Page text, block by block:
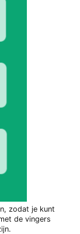
zodat je kunt
de vingers